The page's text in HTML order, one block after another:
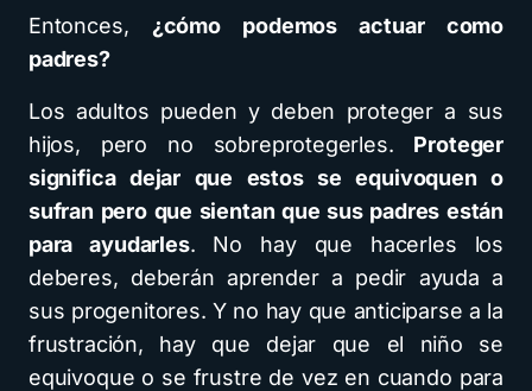
Entonces, ¿cómo podemos actuar como
padres?
Los adultos pueden y deben proteger a sus
hijos, pero no sobreprotegerles. Proteger
significa dejar que estos se equivoquen o
sufran pero que sientan que sus padres están
para ayudarles. No hay que hacerles los
deberes, deberán aprender a pedir ayuda a
sus progenitores. Y no hay que anticiparse a la
frustración, hay que dejar que el niño se
equivoque o se frustre de vez en cuando para